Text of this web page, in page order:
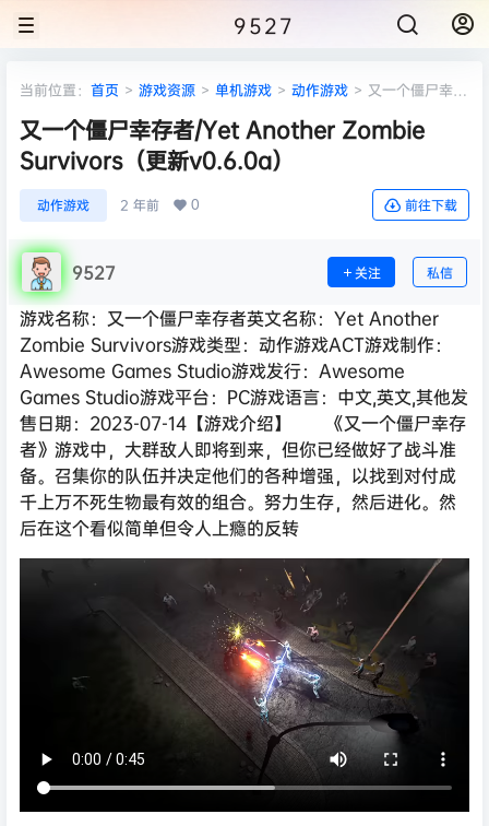
9527
当前位置： 首页 > 游戏资源 > 单机游戏 > 动作游戏 > 又一个僵尸幸存
又一个僵尸幸存者/Yet Another Zombie
Survivors（更新v0.6.0a）
动作游戏 2 年前 0 前往下载
9527 关注 私信
游戏名称：又一个僵尸幸存者英文名称：Yet Another
Zombie Survivors游戏类型：动作游戏ACT游戏制作：
Awesome Games Studio游戏发行：Awesome
Games Studio游戏平台：PC游戏语言：中文,英文,其他发
售日期：2023-07-14【游戏介绍】 《又一个僵尸幸存
者》游戏中，大群敌人即将到来，但你已经做好了战斗准
备。召集你的队伍并决定他们的各种增强，以找到对付成
千上万不死生物最有效的组合。努力生存，然后进化。然
后在这个看似简单但令人上瘾的反转